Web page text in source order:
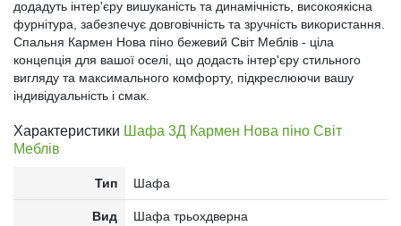
додадуть інтер'єру вишуканість та динамічність, високоякісна
фурнітура, забезпечує довговічність та зручність використання.
Спальня Кармен Нова піно бежевий Світ Меблів - ціла
концепція для вашої оселі, що додасть інтер'єру стильного
вигляду та максимального комфорту, підкреслюючи вашу
індивідуальність і смак.
Характеристики Шафа 3Д Кармен Нова піно Світ
Меблів
Тип Шафа
Вид Шафа трьохдверна